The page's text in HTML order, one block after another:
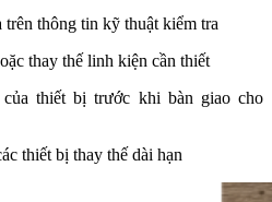
trên thông tin kỹ thuật kiểm tra
thay thế linh kiện cần thiết
thiết bị trước khi bàn giao cho
thiết bị thay thế dài hạn